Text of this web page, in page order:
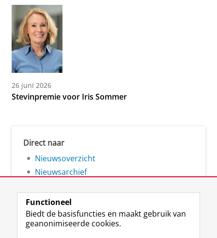
26 juni 2026
Stevinpremie voor Iris Sommer
Direct naar
Nieuwsoverzicht
Nieuwsarchief
Functioneel
Biedt de basisfuncties en maakt gebruik van
geanonimiseerde cookies.